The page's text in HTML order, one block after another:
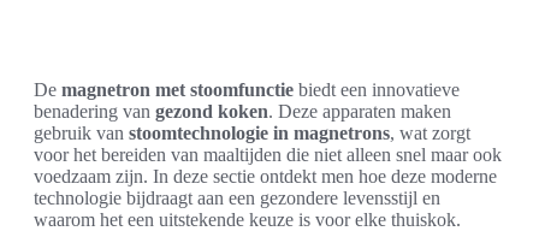
De magnetron met stoomfunctie biedt een innovatieve
benadering van gezond koken. Deze apparaten maken
gebruik van stoomtechnologie in magnetrons, wat zorgt
voor het bereiden van maaltijden die niet alleen snel maar ook
voedzaam zijn. In deze sectie ontdekt men hoe deze moderne
technologie bijdraagt aan een gezondere levensstijl en
waarom het een uitstekende keuze is voor elke thuiskok.